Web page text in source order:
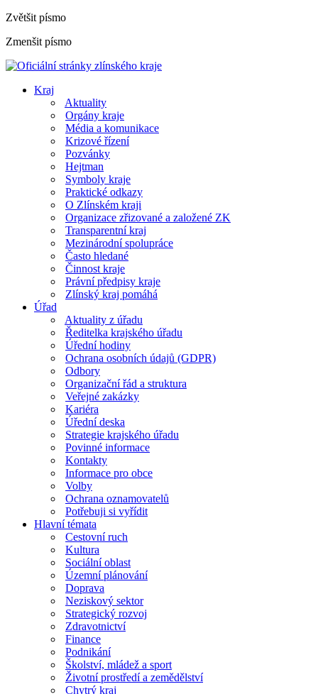
Zvětšit písmo
Zmenšit písmo
Kraj
Aktuality
Orgány kraje
Média a komunikace
Krizové řízení
Pozvánky
Hejtman
Symboly kraje
Praktické odkazy
O Zlínském kraji
Organizace zřizované a založené ZK
Transparentní kraj
Mezinárodní spolupráce
Často hledané
Činnost kraje
Právní předpisy kraje
Zlínský kraj pomáhá
Úřad
Aktuality z úřadu
Ředitelka krajského úřadu
Úřední hodiny
Ochrana osobních údajů (GDPR)
Odbory
Organizační řád a struktura
Veřejné zakázky
Kariéra
Úřední deska
Strategie krajského úřadu
Povinné informace
Kontakty
Informace pro obce
Volby
Ochrana oznamovatelů
Potřebuji si vyřídit
Hlavní témata
Cestovní ruch
Kultura
Sociální oblast
Územní plánování
Doprava
Neziskový sektor
Strategický rozvoj
Zdravotnictví
Finance
Podnikání
Školství, mládež a sport
Životní prostředí a zemědělství
Chytrý kraj